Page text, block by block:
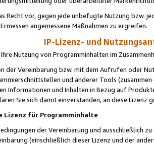
Recht vor, gegen jede unbefugte Nutzung bzw.
angemessene Maßnahmen zu ergreifen.
IP-Lizenz- und
Nutzung von Programminhalten im
der Vereinbarung bzw. mit dem Aufrufen oder
und anderer Tools (zusammen
Informationen und Inhalten in Bezug auf
Sie sich damit einverstanden, an diese Lizenz
Lizenz für Programminhalte
der Vereinbarung und ausschließlich
(einschließlich dieser Lizenz und der